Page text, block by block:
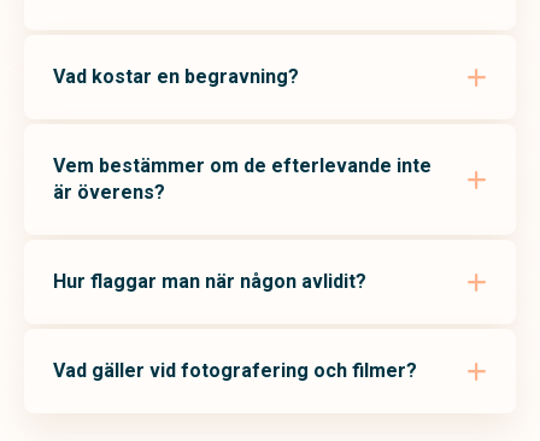
Vad kostar en begravning?
Vem bestämmer om de efterlevande inte
är överens?
Hur flaggar man när någon avlidit?
Vad gäller vid fotografering och filmer?